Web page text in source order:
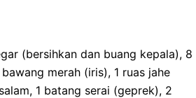
(bersihkan dan buang kepala), 8
merah (iris), 1 ruas jahe
1 batang serai (geprek), 2